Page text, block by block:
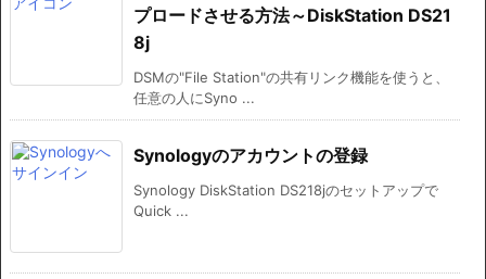
プロードさせる方法～DiskStation DS21
8j
DSMの"File Station"の共有リンク機能を使うと、
任意の人にSyno ...
Synologyのアカウントの登録
Synology DiskStation DS218jのセットアップで
Quick ...